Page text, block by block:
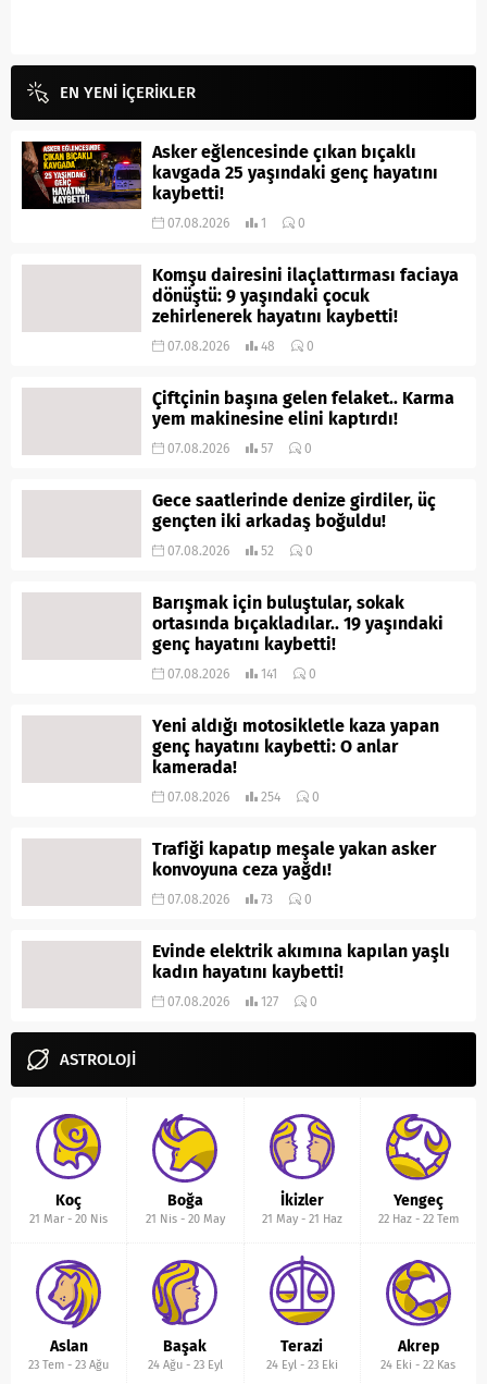
EN YENİ İÇERİKLER
Asker eğlencesinde çıkan bıçaklı
kavgada 25 yaşındaki genç hayatını
kaybetti!
07.08.2026 1 0
Komşu dairesini ilaçlattırması faciaya
dönüştü: 9 yaşındaki çocuk
zehirlenerek hayatını kaybetti!
07.08.2026 48 0
Çiftçinin başına gelen felaket.. Karma
yem makinesine elini kaptırdı!
07.08.2026 57 0
Gece saatlerinde denize girdiler, üç
gençten iki arkadaş boğuldu!
07.08.2026 52 0
Barışmak için buluştular, sokak
ortasında bıçakladılar.. 19 yaşındaki
genç hayatını kaybetti!
07.08.2026 141 0
Yeni aldığı motosikletle kaza yapan
genç hayatını kaybetti: O anlar
kamerada!
07.08.2026 254 0
Trafiği kapatıp meşale yakan asker
konvoyuna ceza yağdı!
07.08.2026 73 0
Evinde elektrik akımına kapılan yaşlı
kadın hayatını kaybetti!
07.08.2026 127 0
ASTROLOJİ
Koç
21 Mar -20 Nis
Boğa
21 Nis- 20 May
İkizler
21 May- 21 Haz
Yengeç
22 Haz- 22 Tem
Aslan
23 Tem -23 Ağu
Başak
24 Ağu- 23 Eyl
Terazi
24 Eyl- 23 Eki
Akrep
24 Eki -22 Kas